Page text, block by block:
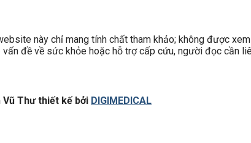
này chỉ mang tính chất tham khảo; không được
đề về sức khỏe hoặc hỗ trợ cấp cứu, người đọc cần
Vũ Thư thiết kế bởi DIGIMEDICAL